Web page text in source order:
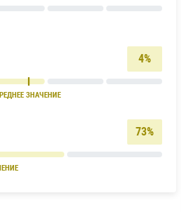
4%
ЗНАЧЕНИЕ
73%